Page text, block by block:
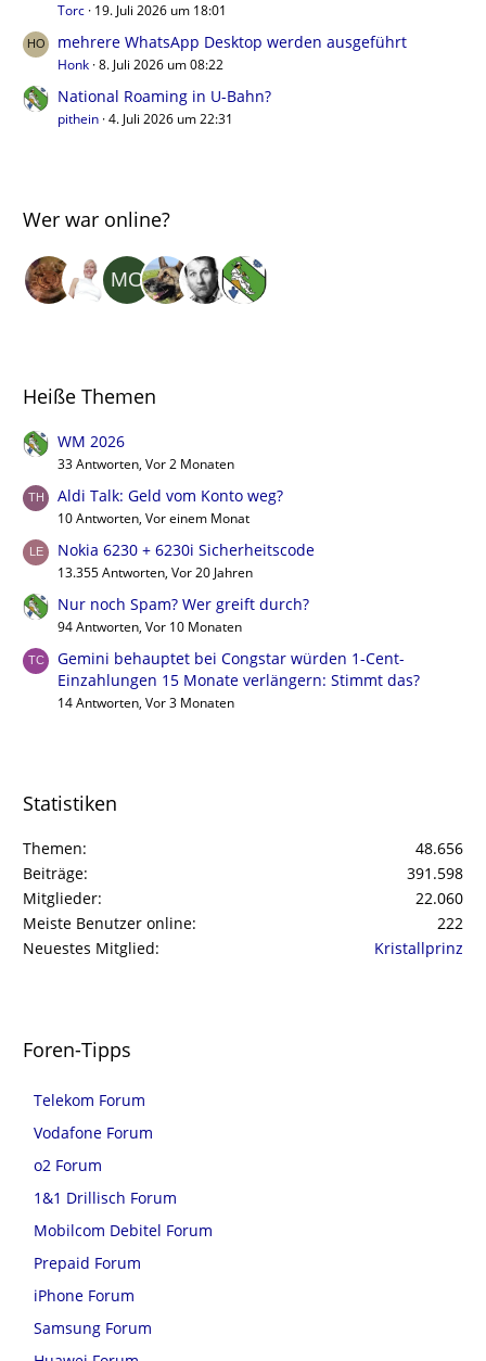
Torc 19. Juli 2026 um 18:01
mehrere WhatsApp Desktop werden ausgeführt
Honk 8. Juli 2026 um 08:22
National Roaming in U-Bahn?
pithein 4. Juli 2026 um 22:31
Wer war online?
Heiße Themen
WM 2026
33 Antworten, Vor 2 Monaten
Aldi Talk: Geld vom Konto weg?
10 Antworten, Vor einem Monat
Nokia 6230 + 6230i Sicherheitscode
13.355 Antworten, Vor 20 Jahren
Nur noch Spam? Wer greift durch?
94 Antworten, Vor 10 Monaten
Gemini behauptet bei Congstar würden 1-Cent-
Einzahlungen 15 Monate verlängern: Stimmt das?
14 Antworten, Vor 3 Monaten
Statistiken
Themen
48.656
Beiträge
391.598
Mitglieder
22.060
Meiste Benutzer online
222
Neuestes Mitglied
Kristallprinz
Foren-Tipps
Telekom Forum
Vodafone Forum
o2 Forum
1&1 Drillisch Forum
Mobilcom Debitel Forum
Prepaid Forum
iPhone Forum
Samsung Forum